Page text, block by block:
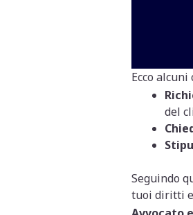
Ecco
del
Seguindo
tuoi diritti